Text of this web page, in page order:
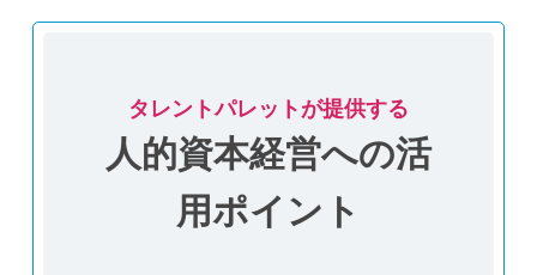
タレントパレットが提供する
人的資本経営への活
用ポイント